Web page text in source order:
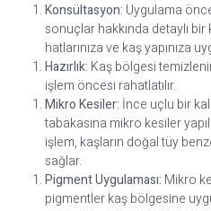
Konsültasyon: Uygulama
sonuçlar hakkında detaylı bir
hatlarınıza ve kaş yapınıza
Hazırlık: Kaş bölgesi
işlem öncesi rahatlatılır.
Mikro Kesiler: İnce uçlu bir
tabakasına mikro kesiler
işlem, kaşların doğal tüy
sağlar.
Pigment Uygulaması: Mikro
pigmentler kaş bölgesine